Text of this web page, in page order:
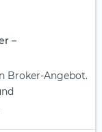
–
Broker-Angebot.